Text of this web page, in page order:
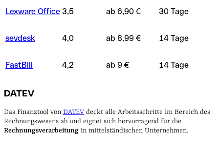
Lexware Office 3,5 ab 6,90 € 30 Tage
sevdesk 4,0 ab 8,99 € 14 Tage
FastBill 4,2 ab 9 € 14 Tage
DATEV
Das Finanztool von DATEV deckt alle Arbeitsschritte im Bereich des
Rechnungswesens ab und eignet sich hervorragend für die
Rechnungsverarbeitung in mittelständischen Unternehmen.